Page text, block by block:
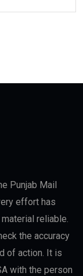
Punjab Mail
effort has
reliable.
the accuracy
of action. It is
with the person